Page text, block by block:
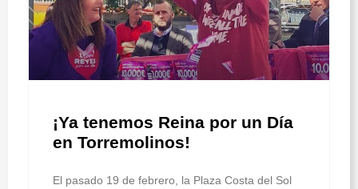
¡Ya tenemos Reina por un Día
en Torremolinos!
El pasado 19 de febrero, la Plaza Costa del Sol